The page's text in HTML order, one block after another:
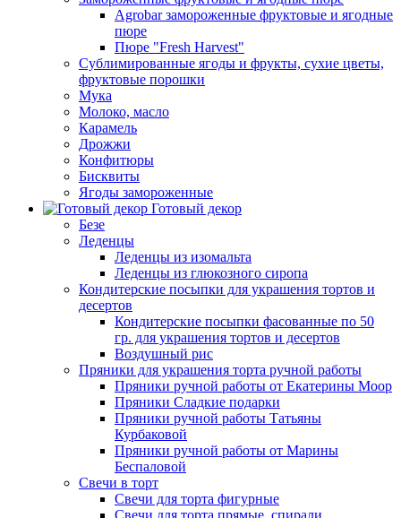
Agrobar замороженные фруктовые и ягодные
пюре
Пюре "Fresh Harvest"
Сублимированные ягоды и фрукты, сухие цветы,
фруктовые порошки
Мука
Молоко, масло
Карамель
Дрожжи
Конфитюры
Бисквиты
Ягоды замороженные
Готовый декор
Безе
Леденцы
Леденцы из изомальта
Леденцы из глюкозного сиропа
Кондитерские посыпки для украшения тортов и
десертов
Кондитерские посыпки фасованные по 50
гр. для украшения тортов и десертов
Воздушный рис
Пряники для украшения торта ручной работы
Пряники ручной работы от Екатерины Моор
Пряники Сладкие подарки
Пряники ручной работы Татьяны
Курбаковой
Пряники ручной работы от Марины
Беспаловой
Свечи в торт
Свечи для торта фигурные
Свечи для торта прямые, спирали